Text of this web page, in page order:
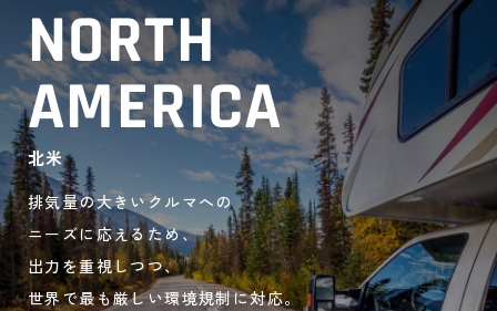
NORTH
AMERICA
北米
排気量の大きいクルマへの
ニーズに応えるため、
出力を重視しつつ、
世界で最も厳しい環境規制に対応。